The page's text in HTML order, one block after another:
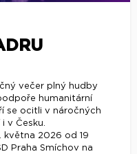
večer plný hudby
humanitární
se ocitli v náročných
v Česku.
2026 od 19
Praha Smíchov na